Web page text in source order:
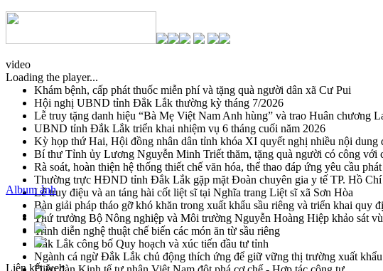
video
Loading the player...
Khám bệnh, cấp phát thuốc miễn phí và tặng quà người dân xã Cư Pui
Hội nghị UBND tỉnh Đắk Lắk thường kỳ tháng 7/2026
Lễ truy tặng danh hiệu “Bà Mẹ Việt Nam Anh hùng” và trao Huân chương
UBND tỉnh Đắk Lắk triển khai nhiệm vụ 6 tháng cuối năm 2026
Kỳ họp thứ Hai, Hội đồng nhân dân tỉnh khóa XI quyết nghị nhiều nội dung
Bí thư Tỉnh ủy Lương Nguyễn Minh Triết thăm, tặng quà người có công với
Rà soát, hoàn thiện hệ thống thiết chế văn hóa, thể thao đáp ứng yêu cầu
Thường trực HĐND tỉnh Đắk Lắk gặp mặt Đoàn chuyên gia y tế TP. Hồ
Lễ truy điệu và an táng hài cốt liệt sĩ tại Nghĩa trang Liệt sĩ xã Sơn Hòa
Bàn giải pháp tháo gỡ khó khăn trong xuất khẩu sầu riêng và triển khai quy
Thứ trưởng Bộ Nông nghiệp và Môi trường Nguyễn Hoàng Hiệp khảo sát
Trình diễn nghệ thuật chế biến các món ăn từ sầu riêng
Đắk Lắk công bố Quy hoạch và xúc tiến đầu tư tỉnh
Ngành cá ngừ Đắk Lắk chủ động thích ứng để giữ vững thị trường xuất khẩu
Album ảnh
Liên kết web